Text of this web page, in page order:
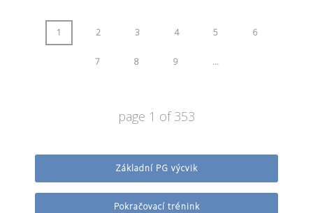
1 2 3 4 5 6
7 8 9 ...
page 1 of353
Základní PG výcvik
Pokračovací trénink